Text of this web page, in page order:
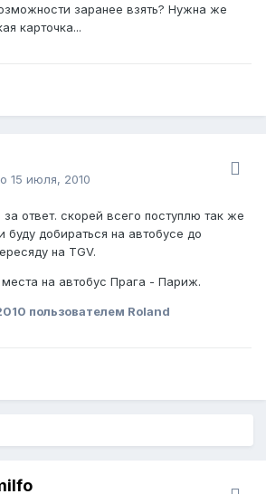
заранее взять? Нужна же
карточка...
15 июля, 2010
ответ. скорей всего поступлю так же
буду добираться на автобусе до
на TGV.
на автобус Прага - Париж.
пользователем Roland